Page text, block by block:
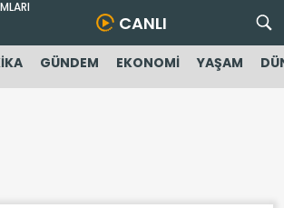
CANLI
GÜNDEM EKONOMİ YAŞAM